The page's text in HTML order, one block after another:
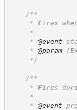
/**
* Fires when
*
* @event
* @param
*/
/**
* Fires
*
* @event